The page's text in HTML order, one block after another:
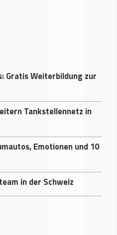
Gratis Weiterbildung zur
Tankstellennetz in
Emotionen und 10
in der Schweiz